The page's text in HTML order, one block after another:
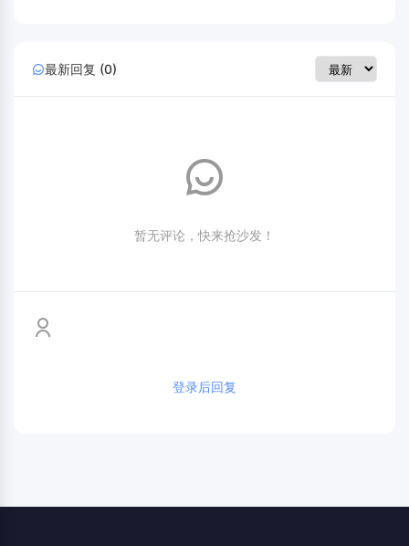
最新回复 (0)
暂无评论，快来抢沙发！
登录后回复